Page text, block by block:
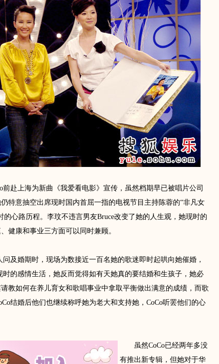
赴上海为新曲《我爱看电影》宣传，虽然档期早已被唱片公司
特意抽空出席现时国内首屈一指的电视节目主持陈蓉的“非凡女
的心路历程。李玟不违言男友Bruce改变了她的人生观，她现时的
健康和事业三方面可以同时兼顾。
及婚期时，现场为数接近一百名她的歌迷即时起哄向她催婚，
时的感情生活，她反而觉得如有天她真的要结婚和生孩子，她必
教如何在养儿育女和歌唱事业中拿取平衡做出满意的成绩，而歌
结婚后他们也继续称呼她为老大和支持她，CoCo听罢他们的心
虽然CoCo已经两年多没
有推出新专辑，但她对于华